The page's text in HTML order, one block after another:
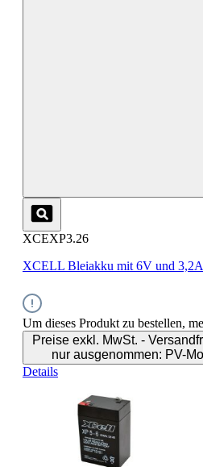
XCEXP3.26
XCELL Bleiakku mit 6V und
Um dieses Produkt zu bestellen,
Preise exkl. MwSt. -
nur ausgenommen: PV-
Details